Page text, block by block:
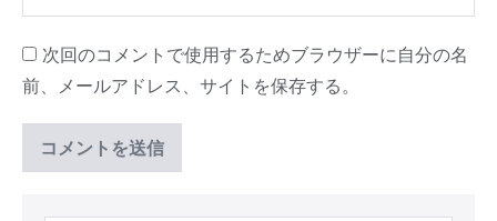
次回のコメントで使用するためブラウザーに自分の名
前、メールアドレス、サイトを保存する。